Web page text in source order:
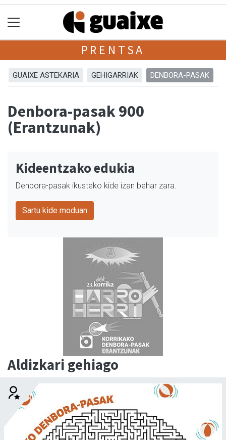
PRENTSA
GUAIXE ASTEKARIA GEHIGARRIAK DENBORA-PASAK
Denbora-pasak 900
(Erantzunak)
Kideentzako edukia
Denbora-pasak ikusteko kide izan behar zara.
Sartu kide moduan
Aldizkari gehiago